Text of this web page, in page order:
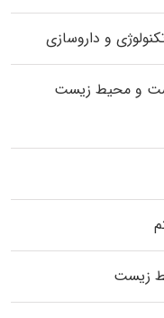
و داروسازی
و محیط زیست
زیست